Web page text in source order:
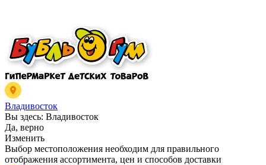
Владивосток
Вы здесь: Владивосток
Да, верно
Изменить
Выбор местоположения необходим для правильного
отображения ассортимента, цен и способов доставки